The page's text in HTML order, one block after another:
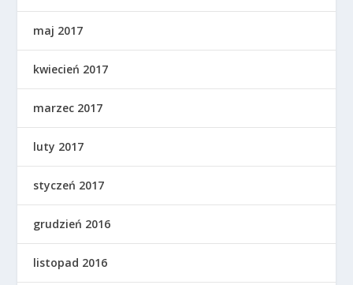
maj 2017
kwiecień 2017
marzec 2017
luty 2017
styczeń 2017
grudzień 2016
listopad 2016